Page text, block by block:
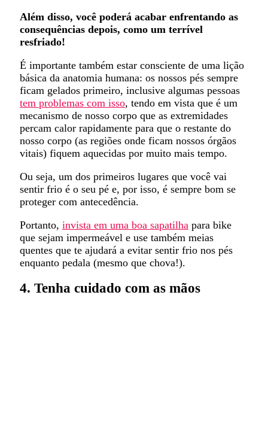
Além disso, você poderá acabar enfrentando as
consequências depois, como um terrível
resfriado!
É importante também estar consciente de uma lição
básica da anatomia humana: os nossos pés sempre
ficam gelados primeiro, inclusive algumas pessoas
tem problemas com isso, tendo em vista que é um
mecanismo de nosso corpo que as extremidades
percam calor rapidamente para que o restante do
nosso corpo (as regiões onde ficam nossos órgãos
vitais) fiquem aquecidas por muito mais tempo.
Ou seja, um dos primeiros lugares que você vai
sentir frio é o seu pé e, por isso, é sempre bom se
proteger com antecedência.
Portanto, invista em uma boa sapatilha para bike
que sejam impermeável e use também meias
quentes que te ajudará a evitar sentir frio nos pés
enquanto pedala (mesmo que chova!).
4. Tenha cuidado com as mãos